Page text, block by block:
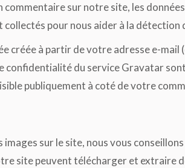
commentaire sur notre site, les
pour nous aider à la détection
créée à partir de votre adresse e-
confidentialité du service Gravatar
publiquement à coté de votre
images sur le site, nous vous
site peuvent télécharger et extraire